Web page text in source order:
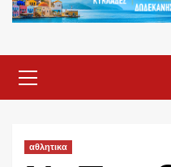
Menu
αθλητικα